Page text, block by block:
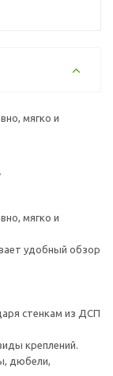
мягко и
мягко и
удобный обзор
стенкам из ДСП
креплений.
дюбели,